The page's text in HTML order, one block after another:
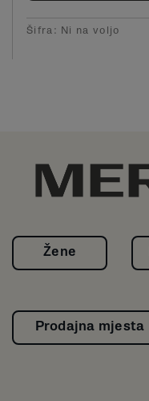
Šifra: Ni na voljo
Žene
Prodajna mjesta